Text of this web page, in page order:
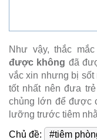
Như vậy, thắc mắc
được không đã
vắc xin nhưng bị
tốt nhất nên đưa
chủng lớn để được
lưỡng trước tiêm
Chủ đề:
#tiêm